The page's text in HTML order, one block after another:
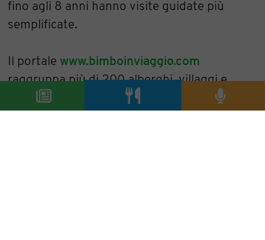
fino agli 8 anni hanno visite guidate più
semplificate.
Il portale www.bimboinviaggio.com
raggruppa più di 200 alberghi, villaggi e
agriturismi specializzati in Italia e nel mondo